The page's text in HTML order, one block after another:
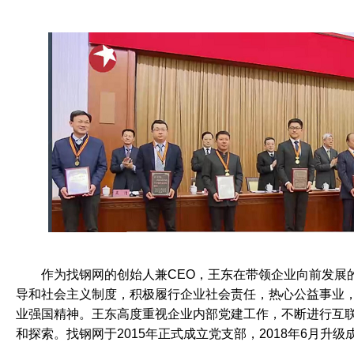
导和社会主义制度，积极履行企业社会责任，热心公益事业
业强国精神。王东高度重视企业内部党建工作，不断进行互
和探索。找钢网于2015年正式成立党支部，2018年6月升级